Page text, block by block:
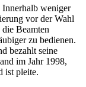
Innerhalb weniger
vor der Wahl
Beamten
zu bedienen.
bezahlt seine
im Jahr 1998,
ist pleite.